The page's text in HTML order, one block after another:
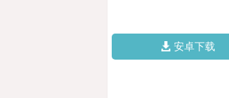
安卓下载